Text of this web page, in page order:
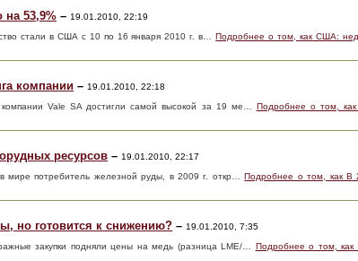
53,9% – 19.01.2010, 22:19
стали в США с 10 по 16 января 2010 г. в… Подробнее о том, как США:
компании – 19.01.2010, 22:18
компании Vale SA достигли самой высокой за 19 ме…
Подробнее о том,
ресурсов – 19.01.2010, 22:17
мире потребитель железной руды, в 2009 г. откр… Подробнее о том, как В
но готовится к снижению? – 19.01.2010, 7:35
закупки подняли цены на медь (разница LME/…
Подробнее о том,